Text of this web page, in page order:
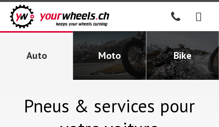
Auto Moto Bike
Pneus & services pour